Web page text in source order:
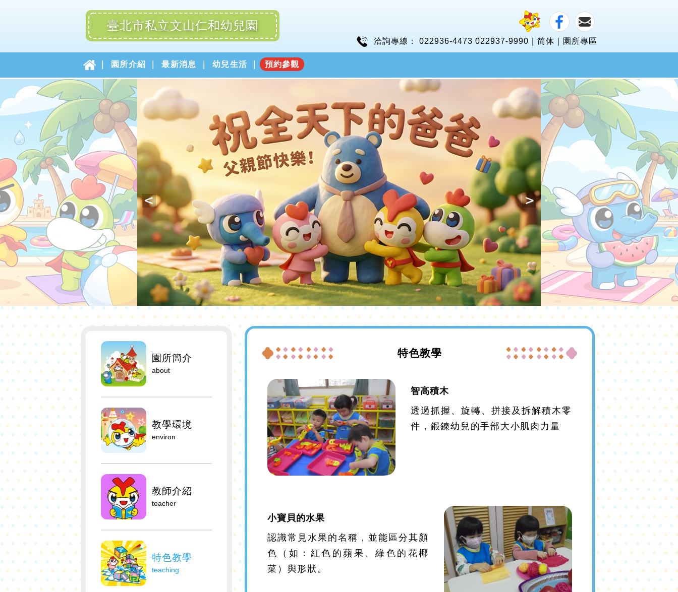
臺北市私立文山仁和幼兒園
洽詢專線： 022936-4473 022937-9990 简体 園所專區
園所介紹 最新消息 幼兒生活 預約參觀
園所簡介
about
教學環境
environ
教師介紹
teacher
特色教學
teaching
特色教學
智高積木
透過抓握、旋轉、拼接及拆解積木零
件，鍛鍊幼兒的手部大小肌肉力量
小寶貝的水果
認識常見水果的名稱，並能區分其顏
色（如：紅色的蘋果、綠色的花椰
菜）與形狀。